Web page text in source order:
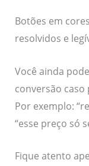
Botões em
resolvidos e
Você ainda
conversão caso
Por exemplo:
“esse preço só
Fique atento